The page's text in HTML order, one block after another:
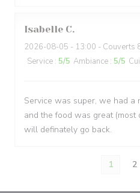
Isabelle C
2026-08-05 - 13:00 - Couverts
Service : 5/5 Ambiance : 5/5
Service was super, we had
and the food was great
will definately go back.
1 2